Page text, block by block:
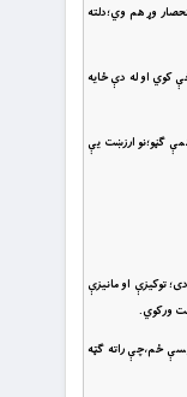
وړ هم وي؛دلته
کوي او له دې ځايه
ګڼو؛نو ارزښت يې
توکيزې او مانيزې
ورکوي.
ځم،چې راته ګټه